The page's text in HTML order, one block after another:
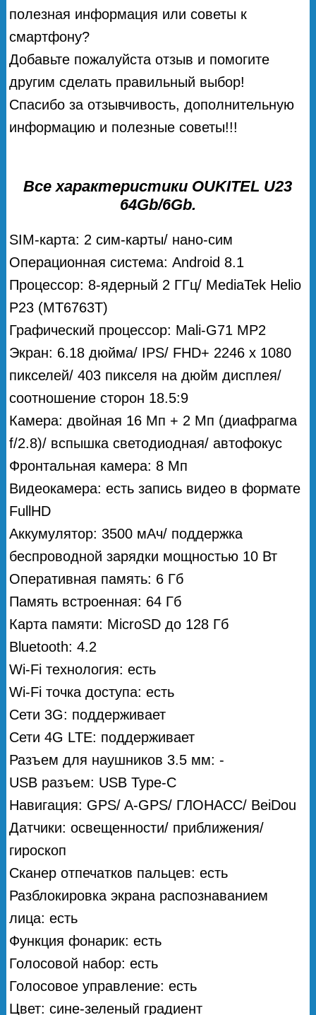
полезная информация или советы к
смартфону?
Добавьте пожалуйста отзыв и помогите
другим сделать правильный выбор!
Спасибо за отзывчивость, дополнительную
информацию и полезные советы!!!
Все характеристики OUKITEL U23
64Gb/6Gb.
SIM-карта: 2 сим-карты/ нано-сим
Операционная система: Android 8.1
Процессор: 8-ядерный 2 ГГц/ MediaTek Helio
P23 (MT6763T)
Графический процессор: Mali-G71 MP2
Экран: 6.18 дюйма/ IPS/ FHD+ 2246 х 1080
пикселей/ 403 пикселя на дюйм дисплея/
соотношение сторон 18.5:9
Камера: двойная 16 Мп + 2 Мп (диафрагма
f/2.8)/ вспышка светодиодная/ автофокус
Фронтальная камера: 8 Мп
Видеокамера: есть запись видео в формате
FullHD
Аккумулятор: 3500 мАч/ поддержка
беспроводной зарядки мощностью 10 Вт
Оперативная память: 6 Гб
Память встроенная: 64 Гб
Карта памяти: MicroSD до 128 Гб
Bluetooth: 4.2
Wi-Fi технология: есть
Wi-Fi точка доступа: есть
Сети 3G: поддерживает
Сети 4G LTE: поддерживает
Разъем для наушников 3.5 мм: -
USB разъем: USB Type-C
Навигация: GPS/ A-GPS/ ГЛОНАСС/ BeiDou
Датчики: освещенности/ приближения/
гироскоп
Сканер отпечатков пальцев: есть
Разблокировка экрана распознаванием
лица: есть
Функция фонарик: есть
Голосовой набор: есть
Голосовое управление: есть
Цвет: сине-зеленый градиент